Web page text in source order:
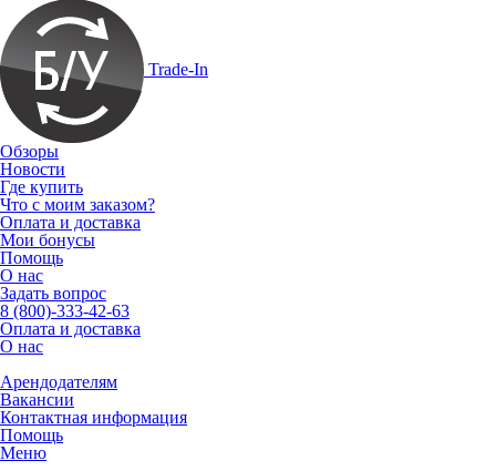
Trade-In
Обзоры
Новости
Где купить
Что с моим заказом?
Оплата и доставка
Мои бонусы
Помощь
О нас
Задать вопрос
8 (800)-333-42-63
Оплата и доставка
О нас
Арендодателям
Вакансии
Контактная информация
Помощь
Меню